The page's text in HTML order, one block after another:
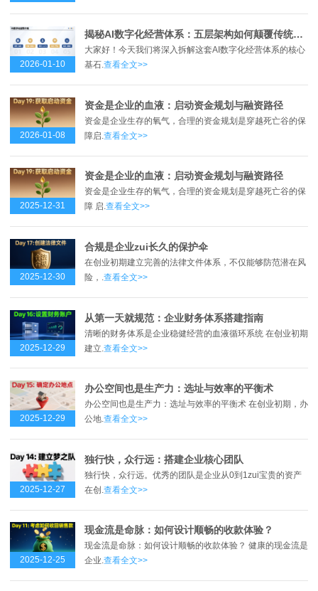
2026-01-10
揭秘AI数字化经营体系：五层架构如何颠覆传统商业模式？
大家好！今天我们将深入拆解这套AI数字化经营体系的核心
基石.查看全文>>
2026-01-08
资金是企业的血液：启动资金规划与融资路径
资金是企业生存的氧气，合理的资金规划是穿越死亡谷的保
障启. 查看全文>>
2025-12-31
资金是企业的血液：启动资金规划与融资路径
资金是企业生存的氧气，合理的资金规划是穿越死亡谷的保
障 启.查看全文>>
2025-12-30
合规是企业zui长久的保护伞
在创业初期建立完善的法律文件体系，不仅能够防范潜在风
险，.查看全文>>
2025-12-29
从第一天就规范：企业财务体系搭建指南
清晰的财务体系是企业稳健经营的血液循环系统 在创业初期
建立. 查看全文>>
2025-12-29
办公空间也是生产力：选址与效率的平衡术
办公空间也是生产力：选址与效率的平衡术 在创业初期，办
公地.查看全文>>
2025-12-27
独行快，众行远：搭建企业核心团队
独行快，众行远。优秀的团队是企业从0到1zui宝贵的资产
在创. 查看全文>>
2025-12-25
现金流是命脉：如何设计顺畅的收款体验？
现金流是命脉：如何设计顺畅的收款体验？ 健康的现金流是
企业.查看全文>>